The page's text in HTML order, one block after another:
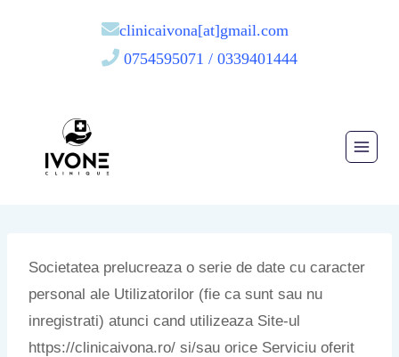
clinicaivona[at]gmail.com
0754595071 / 0339401444
Societatea prelucreaza o serie de date cu caracter
personal ale Utilizatorilor (fie ca sunt sau nu
inregistrati) atunci cand utilizeaza Site-ul
https://clinicaivona.ro/ si/sau orice Serviciu oferit